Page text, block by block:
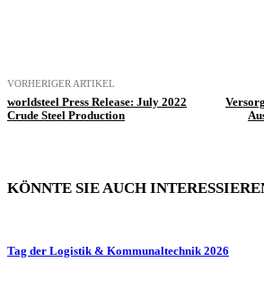
VORHERIGER ARTIKEL
worldsteel Press Release: July 2022
Crude Steel Production
KÖNNTE SIE AUCH
Tag der Logistik & Kommunaltechnik 2026